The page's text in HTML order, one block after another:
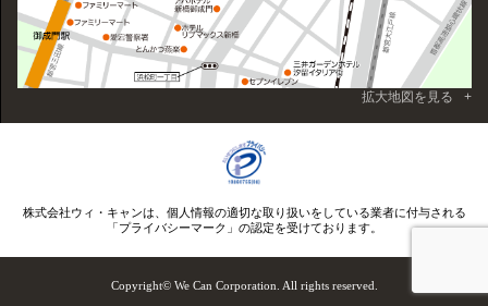
拡大地図を見る
株式会社ウィ・キャンは、個人情報の適切な取り扱いをしている業者に付与される
「プライバシーマーク」の認定を受けております。
Copyright© We Can Corporation. All rights reserved.